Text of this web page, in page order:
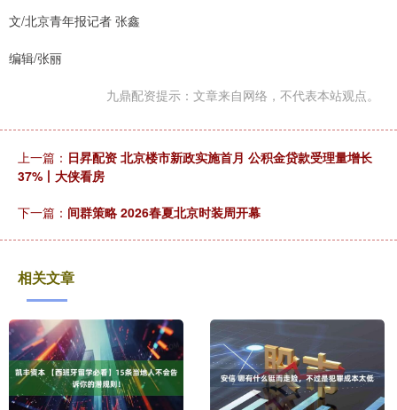
文/北京青年报记者 张鑫
编辑/张丽
九鼎配资提示：文章来自网络，不代表本站观点。
上一篇： 日昇配资 北京楼市新政实施首月 公积金贷款受理量增长
37%丨大侠看房
下一篇： 间群策略 2026春夏北京时装周开幕
相关文章